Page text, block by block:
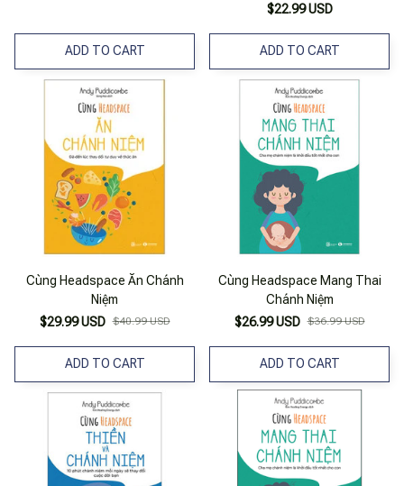
ADD TO CART
$22.99 USD
ADD TO CART
Cùng Headspace Ăn Chánh
Niệm
$29.99 USD $40.99 USD
ADD TO CART
Cùng Headspace Mang Thai
Chánh Niệm
$26.99 USD $36.99 USD
ADD TO CART